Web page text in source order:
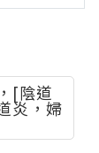
[陰道
炎，婦